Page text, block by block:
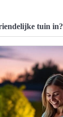
tuin in?